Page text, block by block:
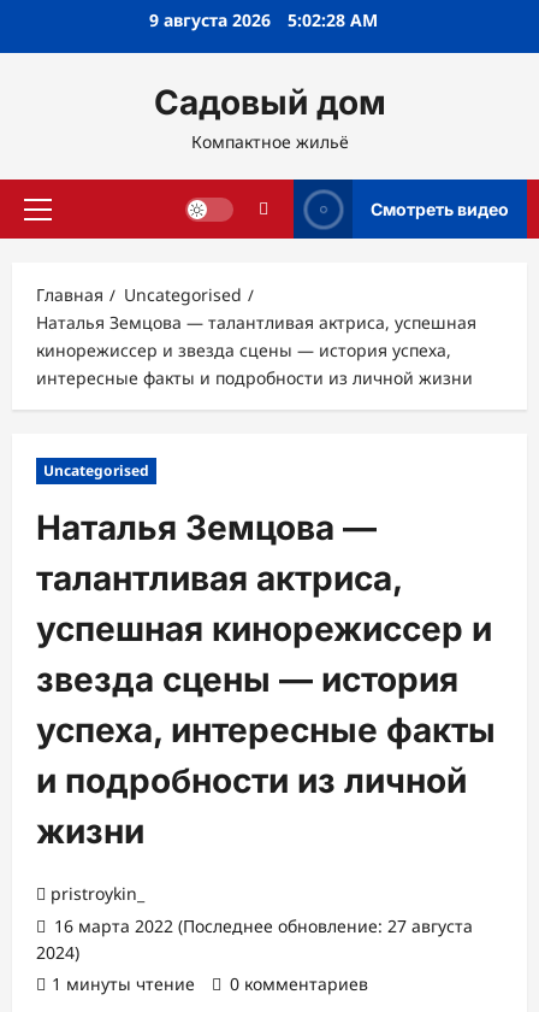
9 августа 2026 5:02:29 AM
Садовый дом
Компактное жильё
Основное
Смотреть видео
Главная
Uncategorised
Наталья Земцова — талантливая актриса, успешная
кинорежиссер и звезда сцены — история успеха,
интересные факты и подробности из личной жизни
Uncategorised
Наталья Земцова —
талантливая актриса,
успешная кинорежиссер и
звезда сцены — история
успеха, интересные факты
и подробности из личной
жизни
pristroykin_
16 марта 2022 (Последнее обновление: 27 августа
2024)
1 минуты чтение
0 комментариев